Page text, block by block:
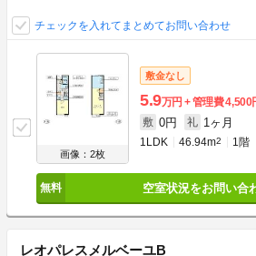
チェックを入れてまとめてお問い合わせ
画像：2枚
敷金なし
5.9万円 管理費4,500
敷 0円 礼 1ヶ月
1LDK 46.94m2 1階
空室状況をお問い合
レオパレスメルベーユB